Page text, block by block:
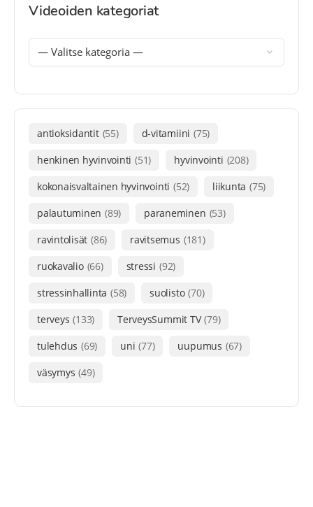
Videoiden kategoriat
antioksidantit (55) d-vitamiini (75)
henkinen hyvinvointi (51) hyvinvointi (208)
kokonaisvaltainen hyvinvointi (52) liikunta (75)
palautuminen (89) paraneminen (53)
ravintolisät (86) ravitsemus (181)
ruokavalio (66) stressi (92)
stressinhallinta (58) suolisto (70)
terveys (133) TerveysSummit TV (79)
tulehdus (69) uni (77) uupumus (67)
väsymys (49)